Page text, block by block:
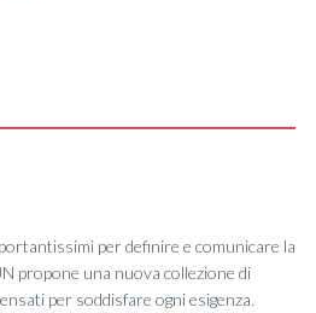
per definire e comunicare la
propone una nuova collezione di
per soddisfare ogni esigenza.